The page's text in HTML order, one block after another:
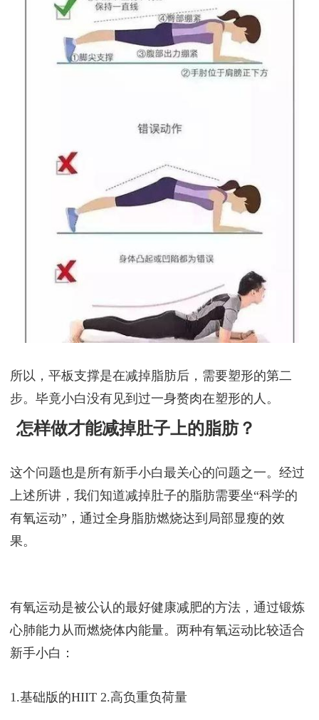
所以，平板支撑是在减掉脂肪后，需要塑形的第二
步。毕竟小白没有见到过一身赘肉在塑形的人。
怎样做才能减掉肚子上的脂肪？
这个问题也是所有新手小白最关心的问题之一。经过
上述所讲，我们知道减掉肚子的脂肪需要坐“科学的
有氧运动”，通过全身脂肪燃烧达到局部显瘦的效
果。